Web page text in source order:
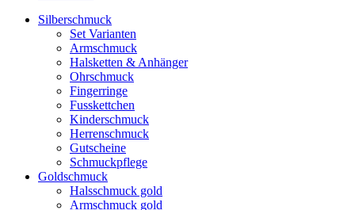
Silberschmuck
Set Varianten
Armschmuck
Halsketten & Anhänger
Ohrschmuck
Fingerringe
Fusskettchen
Kinderschmuck
Herrenschmuck
Gutscheine
Schmuckpflege
Goldschmuck
Halsschmuck gold
Armschmuck gold